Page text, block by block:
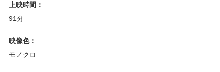
上映時間：
91分
映像色：
モノクロ